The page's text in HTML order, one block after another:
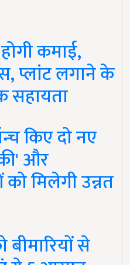
कमाई,
प्लांट लगाने के
सहायता
किए दो नए
और
मिलेगी उन्नत
से